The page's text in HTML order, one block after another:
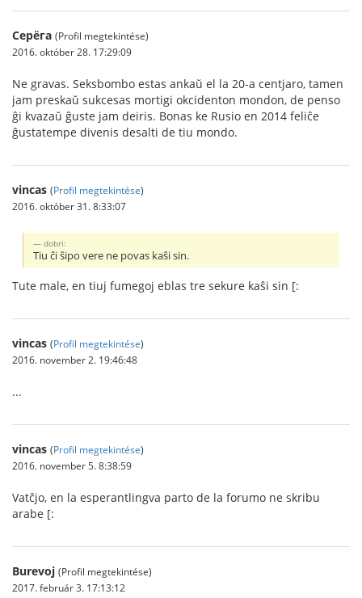
Серёга (Profil megtekintése)
2016. október 28. 17:29:09
Ne gravas. Seksbombo estas ankaŭ el la 20-a centjaro, tamen
jam preskaŭ sukcesas mortigi okcidenton mondon, de penso
ĝi kvazaŭ ĝuste jam deiris. Bonas ke Rusio en 2014 feliĉe
ĝustatempe divenis desalti de tiu mondo.
vincas (Profil megtekintése)
2016. október 31. 8:33:07
dobri:
Tiu ĉi ŝipo vere ne povas kaŝi sin.
Tute male, en tiuj fumegoj eblas tre sekure kaŝi sin [:
vincas (Profil megtekintése)
2016. november 2. 19:46:48
...
vincas (Profil megtekintése)
2016. november 5. 8:38:59
Vatĉjo, en la esperantlingva parto de la forumo ne skribu
arabe [:
Burevoj (Profil megtekintése)
2017. február 3. 17:13:12